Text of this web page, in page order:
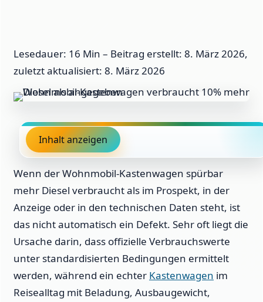
Lesedauer: 16 Min – Beitrag erstellt: 8. März 2026,
zuletzt aktualisiert: 8. März 2026
Inhalt anzeigen
Wenn der Wohnmobil-Kastenwagen spürbar
mehr Diesel verbraucht als im Prospekt, in der
Anzeige oder in den technischen Daten steht, ist
das nicht automatisch ein Defekt. Sehr oft liegt die
Ursache darin, dass offizielle Verbrauchswerte
unter standardisierten Bedingungen ermittelt
werden, während ein echter Kastenwagen im
Reisealltag mit Beladung, Ausbaugewicht,